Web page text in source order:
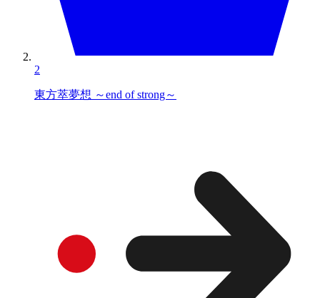
2
東方萃夢想 ～end of strong～